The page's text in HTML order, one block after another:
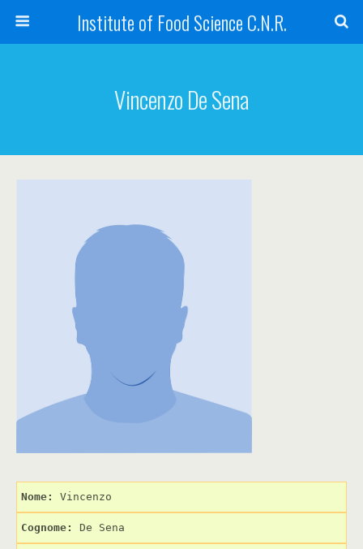
Institute of Food Science C.N.R.
Vincenzo De Sena
Nome:
Cognome: